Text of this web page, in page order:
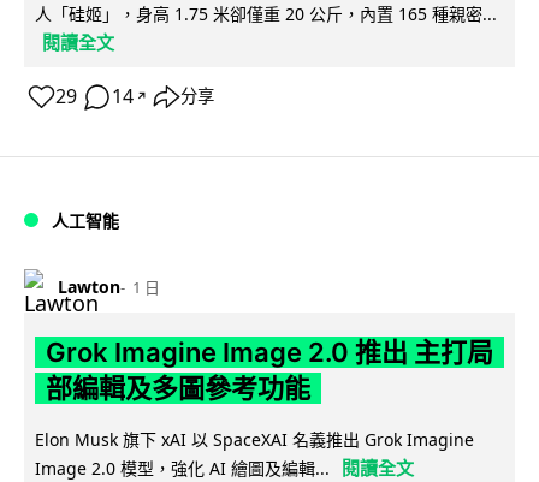
人「硅姬」，身高 1.75 米卻僅重 20 公斤，內置 165 種親密...
閱讀全文
29 14 ↗ 分享
人工智能
Lawton 1 日
Grok Imagine Image 2.0 推出 主打局
部編輯及多圖參考功能
Elon Musk 旗下 xAI 以 SpaceXAI 名義推出 Grok Imagine
Image 2.0 模型，強化 AI 繪圖及編輯...
閱讀全文